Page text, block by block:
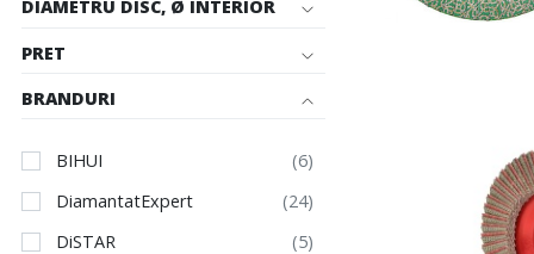
DIAMETRU DISC, Ø INTERIOR
PRET
BRANDURI
BIHUI
DiamantatExpert
DiSTAR